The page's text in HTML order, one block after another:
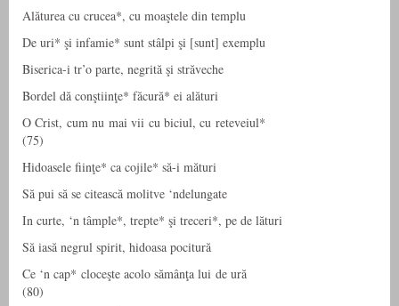
Alăturea cu crucea*, cu moaştele din templu
De uri* şi infamie* sunt stâlpi şi [sunt] exemplu
Biserica-i tr’o parte, negrită şi străveche
Bordel dă conştiinţe* făcură* ei alături
O Crist, cum nu mai vii cu biciul, cu reteveiul*
(75)
Hidoasele fiinţe* ca cojile* să-i mături
Să pui să se citească molitve ‘ndelungate
In curte, ‘n tâmple*, trepte* şi treceri*, pe de lături
Să iasă negrul spirit, hidoasa pocitură
Ce ‘n cap* cloceşte acolo sămânţa lui de ură
(80)